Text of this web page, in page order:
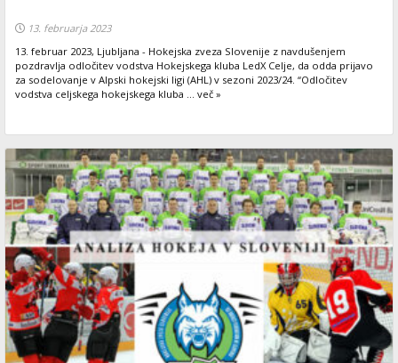
13. februarja 2023
13. februar 2023, Ljubljana - Hokejska zveza Slovenije z navdušenjem
pozdravlja odločitev vodstva Hokejskega kluba LedX Celje, da odda prijavo
za sodelovanje v Alpski hokejski ligi (AHL) v sezoni 2023/24. “Odločitev
vodstva celjskega hokejskega kluba ... več »